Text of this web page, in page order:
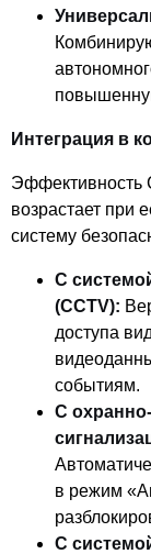
Интеграция в
Эффективность
возрастает при
систему
С
(CCTV):
доступа
событиям.
С
в режим
С